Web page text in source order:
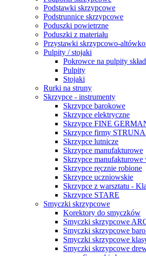
Podstawki skrzypcowe
Podstrunnice skrzypcowe
Poduszki powietrzne
Poduszki z materiału
Przystawki skrzypcowo-
Pulpity / stojaki
Pokrowce na pulpity
Pulpity
Stojaki
Rurki na struny
Skrzypce - instrumenty
Skrzypce barokowe
Skrzypce elektryczne
Skrzypce FINE
Skrzypce firmy
Skrzypce lutnicze
Skrzypce manufakturowe
Skrzypce manufakturowe
Skrzypce ręcznie robione
Skrzypce uczniowskie
Skrzypce z warsztatu -
Skrzypce STARE
Smyczki skrzypcowe
Korektory do smyczków
Smyczki skrzypcowe
Smyczki skrzypcowe
Smyczki skrzypcowe
Smyczki skrzypcowe